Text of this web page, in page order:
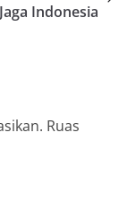
Indonesia
Ruas